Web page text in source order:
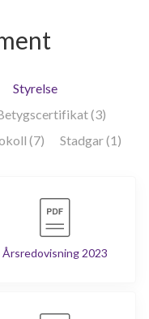
Styrelse
(3)
(7) Stadgar (1)
Årsredovisning 2023